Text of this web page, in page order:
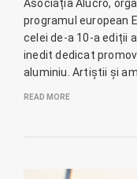
Asociația Alucro,
programul european
celei de-a 10-a ediții
inedit dedicat
aluminiu. Artiștii și
READ MORE